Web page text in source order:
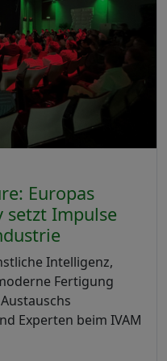
Europas
setzt Impulse
Intelligenz,
Fertigung
Experten beim IVAM